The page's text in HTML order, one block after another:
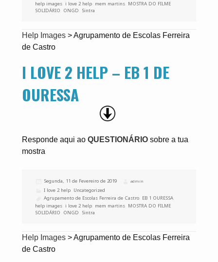
help images i love 2 help mem martins MOSTRA DO FILME
SOLIDÁRIO
ONGD Sintra
Help Images>Agrupamento de Escolas Ferreira
de Castro
I LOVE 2 HELP – EB 1 DE
OURESSA
Responde aqui ao QUESTIONÁRIO sobre a tua
mostra
Publicado
Segunda, 11 de Fevereiro de 2019 Autor
admin
Categorias
I love 2 help Uncategorized
Etiquetas
Agrupamento de Escolas Ferreira de Castro EB 1 OURESSA
help images i love 2 help mem martins MOSTRA DO FILME
SOLIDÁRIO
ONGD Sintra
Help Images>Agrupamento de Escolas Ferreira
de Castro